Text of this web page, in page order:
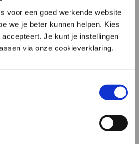
voor een goed werkende website
we je beter kunnen helpen. Kies
Je kunt je instellingen
via onze cookieverklaring.
vraagt daarom om maatwerk.
op maat?